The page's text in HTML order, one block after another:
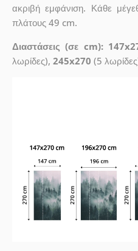
ακριβή εμφάνιση. Κάθε
πλάτους 49 cm.
Διαστάσεις (σε cm):
λωρίδες), 245x270 (5